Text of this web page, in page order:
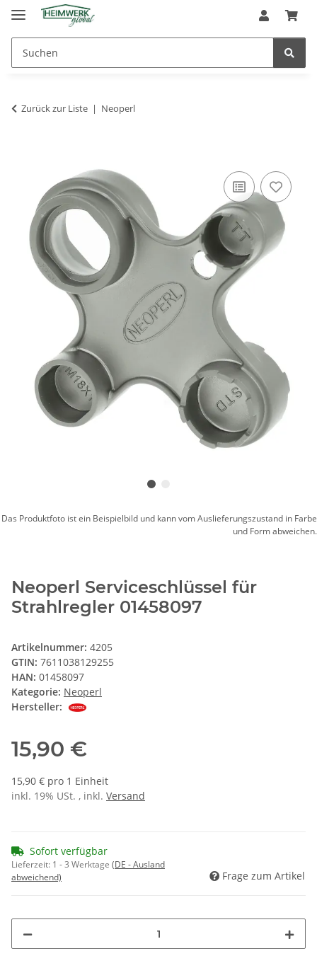
Zurück zur Liste Neoperl
Das Produktfoto ist ein Beispielbild und kann vom Auslieferungszustand in Farbe
und Form abweichen.
Neoperl Serviceschlüssel für
Strahlregler 01458097
Artikelnummer: 4205
GTIN: 7611038129255
HAN: 01458097
Kategorie: Neoperl
Hersteller:
15,90 €
15,90 € pro 1 Einheit
inkl. 19% USt. , inkl. Versand
Sofort verfügbar
Lieferzeit: 1 - 3 Werktage (DE - Ausland
abweichend)
Frage zum Artikel